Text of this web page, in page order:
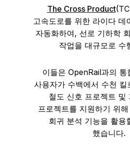
The Cross Product
고속도로를 위한 라이다 데
자동화하여, 선로 기하학
작업을 대규모로 수
이들은 OpenRail과의 통
사용자가 수백에서 수천 킬
철도 신호 프로젝트 및
프로젝트를 지원하기 위
회귀 분석 기능을 활용
했습니다.